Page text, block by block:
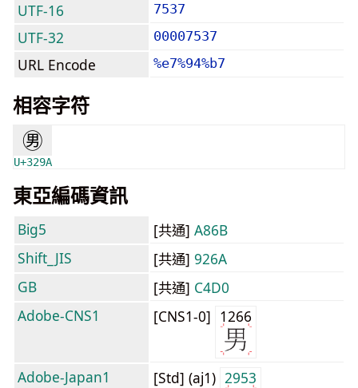
UTF-16 7537
UTF-32 00007537
URL Encode %e7%94%b7
相容字符
㊚
U+329A
東亞編碼資訊
Big5 [共通] A86B
Shift_JIS
[共通] 926A
GB
[共通] C4D0
Adobe-CNS1
[CNS1-0] 1266
Adobe-Japan1 [Std] (aj1) 2953